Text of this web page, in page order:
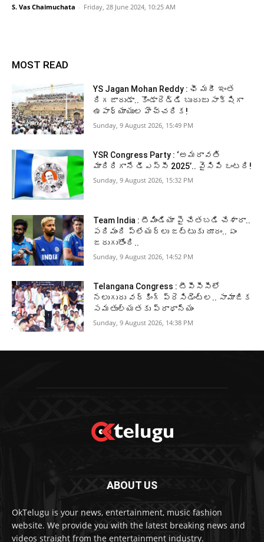
S. Vas Chaimuchata - Friday, 28 June 2024, 10:25 AM
MOST READ
YS Jagan Mohan Reddy : ఛీ మరీ ఇంత
దిగజారుడా.. కొండారెడ్డి బురుజు సాక్షిగా
ఉపాధ్యాయుల హెచ్చరిక!
Sunday, 9 August 2026, 15:49 PM
YSR Congress Party : ‘అమరావతి
మాదిరిగానే డీఎస్సీ 2025’.. వైసిపి ఒంటరి!
Sunday, 9 August 2026, 15:32 PM
Team India : టీమిండియా పై చేతబడి చేశారా..
పదిమంది ప్లేయర్లు జట్టుకు దూరం.. ఏం
జరుగుతోంది..
Sunday, 9 August 2026, 14:52 PM
Telangana Congress : టీపీసీసీలో
నలుగురు వర్కింగ్‌ ప్రెసిడెంట్ల.. సామాజిక
సమతుల్యతకు ప్రాధాన్యం
Sunday, 9 August 2026, 14:38 PM
ABOUT US
OkTelugu is your news, entertainment, music fashion
website. We provide you with the latest breaking news and
videos straight from the entertainment industry.